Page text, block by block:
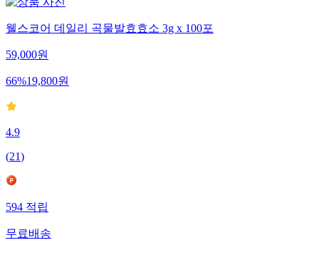
웰스코어 데일리 곡물발효효소 3g x 100포
59,000원
66%19,800원
4.9
(21)
594적립
무료배송